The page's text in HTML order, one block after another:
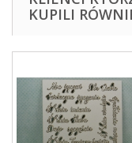
KUPILI